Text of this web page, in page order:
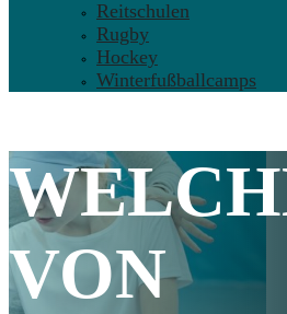
Reitschulen
Rugby
Hockey
Winterfußballcamps
VON